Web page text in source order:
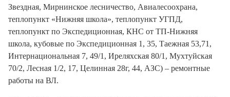
Звездная, Мирнинское лесничество, Авиалесоохрана,
теплопункт «Нижняя школа», теплопункт УГПД,
теплопункт по Экспедиционная, КНС от ТП-Нижняя
школа, кубовые по Экспедиционная 1, 35, Таежная 53,71,
Интернациональная 7, 49/1, Иреляхская 80/1, Мухтуйская
70/2, Лесная 1/2, 17, Целинная 28г, 44, АЗС) – ремонтные
работы на ВЛ.